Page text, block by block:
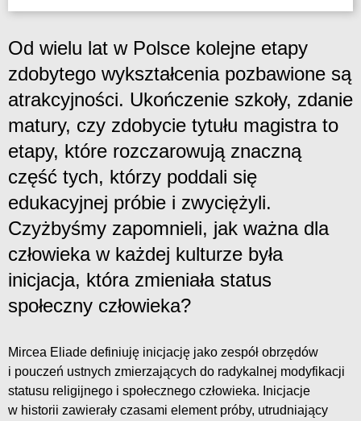
Od wielu lat w Polsce kolejne etapy
zdobytego wykształcenia pozbawione są
atrakcyjności. Ukończenie szkoły, zdanie
matury, czy zdobycie tytułu magistra to
etapy, które rozczarowują znaczną
część tych, którzy poddali się
edukacyjnej próbie i zwyciężyli.
Czyżbyśmy zapomnieli, jak ważna dla
człowieka w każdej kulturze była
inicjacja, która zmieniała status
społeczny człowieka?
Mircea Eliade definiuję inicjację jako zespół obrzędów
i pouczeń ustnych zmierzających do radykalnej modyfikacji
statusu religijnego i społecznego człowieka. Inicjacje
w historii zawierały czasami element próby, utrudniający